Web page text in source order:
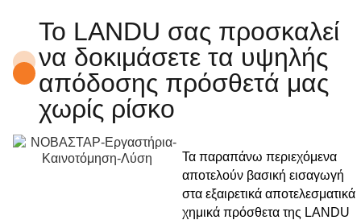
Το LANDU σας προσκαλεί
να δοκιμάσετε τα υψηλής
απόδοσης πρόσθετά μας
χωρίς ρίσκο
Τα παραπάνω περιεχόμενα
αποτελούν βασική εισαγωγή
στα εξαιρετικά αποτελεσματικά
χημικά πρόσθετα της LANDU